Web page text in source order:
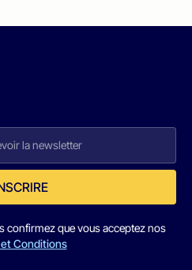
confirmez que vous acceptez nos
Conditions